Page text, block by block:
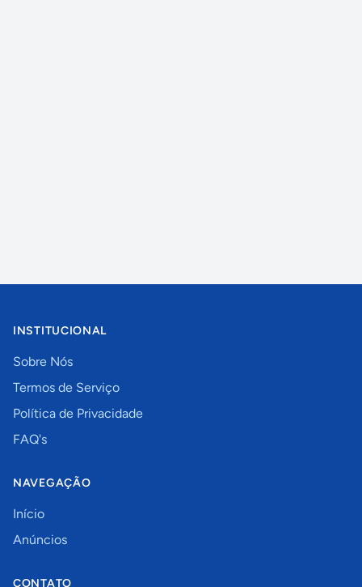
INSTITUCIONAL
Sobre Nós
Termos de Serviço
Política de Privacidade
FAQ's
NAVEGAÇÃO
Início
Anúncios
CONTATO